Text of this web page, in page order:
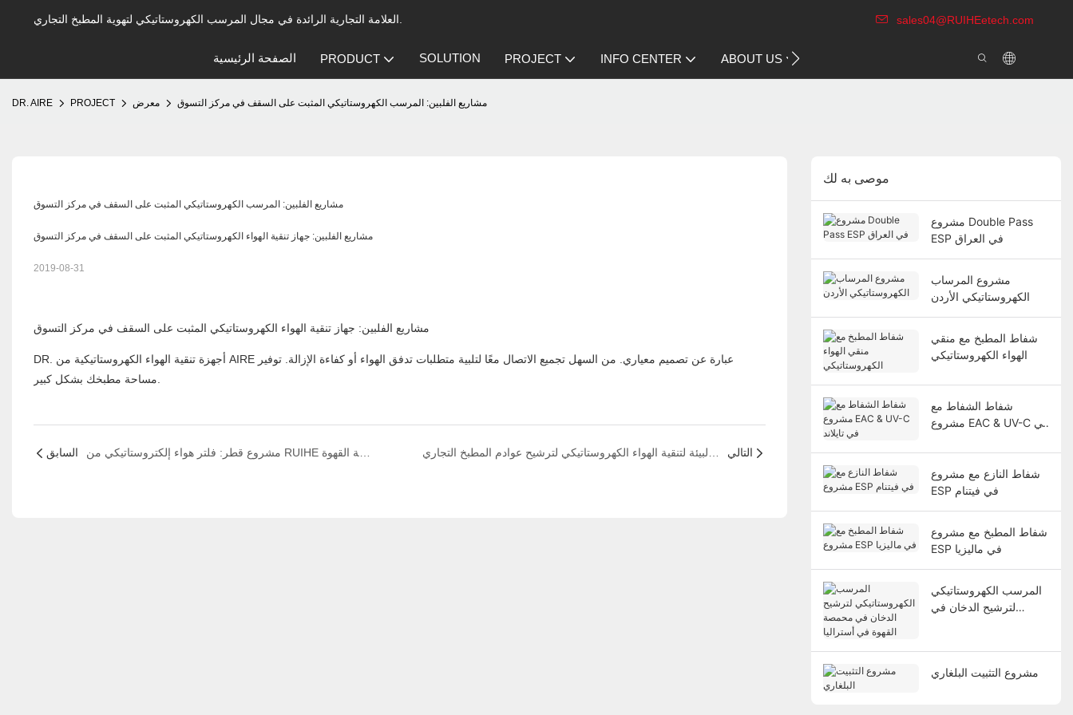
sales04@RUIHEetech.com
الصفحة الرئيسية PRODUCT SOLUTION PROJECT INFO CENTER ABOUT US
DR. AIRE PROJECT معرض مشاريع الفلبين: المرسب الكهروستاتيكي المثبت على السقف في مركز التسوق
مشاريع الفلبين: المرسب الكهروستاتيكي المثبت على السقف في مركز التسوق
مشاريع الفلبين: جهاز تنقية الهواء الكهروستاتيكي المثبت على السقف في مركز التسوق
2019-08-31
مشاريع الفلبين: جهاز تنقية الهواء الكهروستاتيكي المثبت على السقف في مركز التسوق
DR. أجهزة تنقية الهواء الكهروستاتيكية من AIRE عبارة عن تصميم معياري. من السهل تجميع الاتصال معًا لتلبية متطلبات تدفق الهواء أو كفاءة الإزالة. توفير
السابق مشروع قطر: فلتر هواء إلكتروستاتيكي من RUIHE لمجموعة 6 كجم من محمصة القهوة GIESEN التالي
موصى به لك
مشروع Double Pass
ESP في العراق
مشروع المرساب
الكهروستاتيكي الأردن
شفاط المطبخ مع منقي
الهواء الكهروستاتيكي
شفاط الشفاط مع
مشروع EAC & UV-C في
شفاط النازع مع مشروع
ESP في فيتنام
شفاط المطبخ مع مشروع
ESP في ماليزيا
المرسب الكهروستاتيكي
لترشيح الدخان في
مشروع التثبيت البلغاري